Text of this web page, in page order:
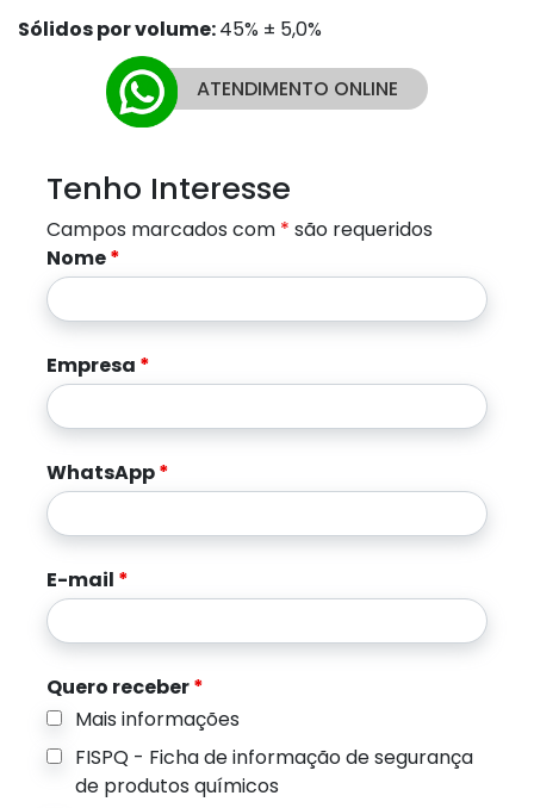
Sólidos por volume:45% ± 5,0%
ATENDIMENTO ONLINE
Tenho Interesse
Campos marcados com * são requeridos
Nome*
Empresa *
WhatsApp*
E-mail *
Quero receber*
Mais informações
FISPQ - Ficha de informação de segurança
de produtos químicos